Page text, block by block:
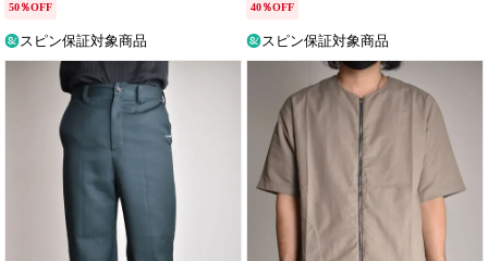
50％OFF
スピン保証対象商品
40％OFF
スピン保証対象商品